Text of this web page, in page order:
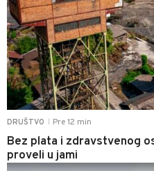
DRUŠTVO Pre 12 min
Bez plata i zdravstvenog
proveli u jami